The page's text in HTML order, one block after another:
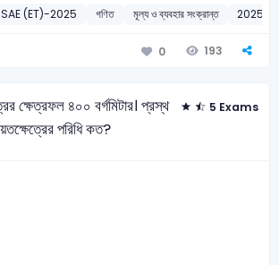
(ET)-2025 গণিত মূল্য ও ব্যবহার সংক্রান্ত 2025
0 193
ক্ষেত্রফল ৪০০ বর্গমিটার। প্রস্থ
পরিধি কত?
5 Exams